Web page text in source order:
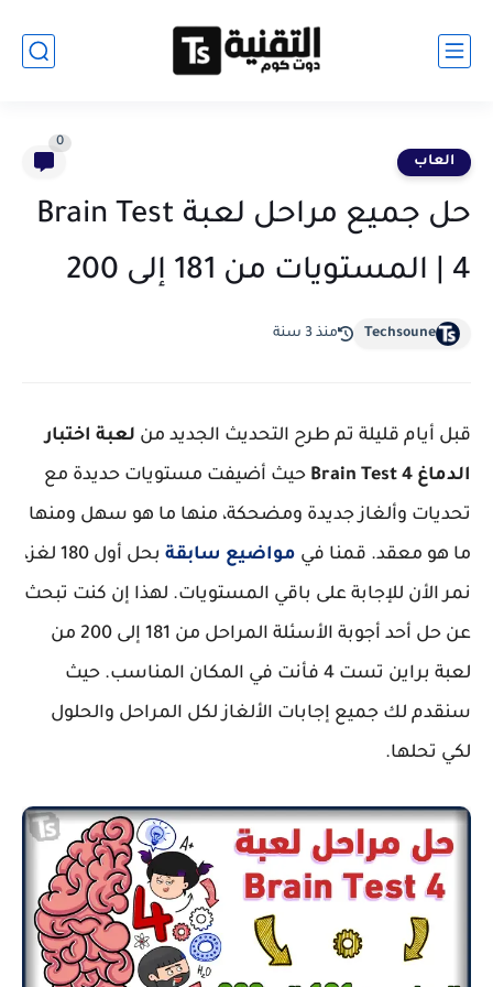
العاب
0
حل جميع مراحل لعبة Brain Test
4 | المستويات من 181 إلى 200
Techsoune منذ 3 سنة
قبل أيام قليلة تم طرح التحديث الجديد من لعبة اختبار
الدماغ Brain Test 4
حيث أضيفت مستويات حديدة مع
تحديات وألغاز جديدة ومضحكة، منها ما هو سهل ومنها
ما هو معقد. قمنا في مواضيع سابقة
بحل أول 180 لغز،
نمر الأن للإجابة على باقي المستويات. لهذا إن كنت تبحث
عن حل أحد أجوبة الأسئلة المراحل من 181 إلى 200 من
لعبة براين تست 4 فأنت في المكان المناسب. حيث
سنقدم لك جميع إجابات الألغاز لكل المراحل والحلول
لكي تحلها.